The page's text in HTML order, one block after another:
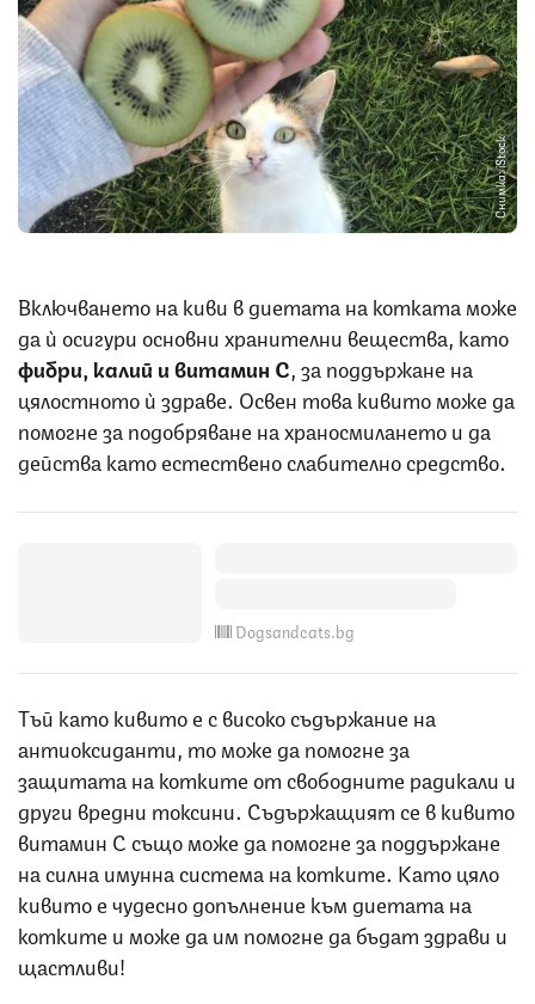
Снимка: iStock
Включването на киви в диетата на котката може
да ѝ осигури основни хранителни вещества, като
фибри, калий и витамин С , за поддържане на
цялостното ѝ здраве. Освен това кивито може да
помогне за подобряване на храносмилането и да
действа като естествено слабително средство.
Dogsandcats.bg
Тъй като кивито е с високо съдържание на
антиоксиданти, то може да помогне за
защитата на котките от свободните радикали и
други вредни токсини. Съдържащият се в кивито
витамин С също може да помогне за поддържане
на силна имунна система на котките. Като цяло
кивито е чудесно допълнение към диетата на
котките и може да им помогне да бъдат здрави и
щастливи!